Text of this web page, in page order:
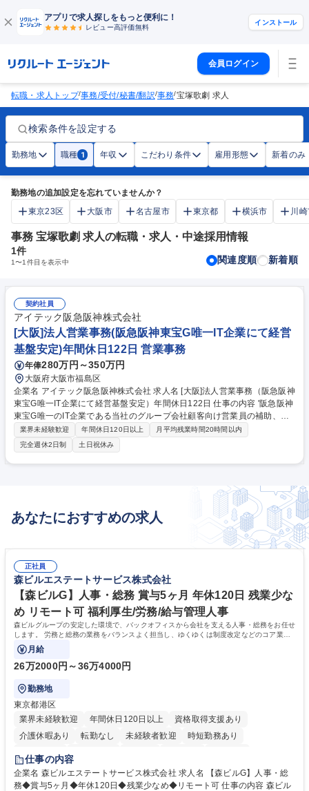
アプリで求人探しをもっと便利に！
レビュー高評価無料
インストール
会員ログイン
転職・求人トップ/事務/受付/秘書/翻訳/事務/宝塚歌劇 求人
検索条件を設定する
勤務地 職種 1 年収 こだわり条件 雇用形態 新着のみ
勤務地の追加設定を忘れていませんか？
東京23区
大阪市 名古屋市 東京都 横浜市 川
事務 宝塚歌劇 求人の転職・求人・中途採用情報
1件
1〜1 件目を表示中 関連度順 新着順
契約社員
アイテック阪急阪神株式会社
[大阪]法人営業事務(阪急阪神東宝G唯一IT企業にて経営
基盤安定)年間休日122日 営業事務
年俸280万円～350万円
大阪府大阪市福島区
企業名 アイテック阪急阪神株式会社 求人名 [大阪]法人営業事務（阪急阪神
東宝G唯一IT企業にて経営基盤安定）年間休日122日 仕事の内容 '阪急阪神
東宝G唯一のIT企業である当社のグループ会社顧客向け営業員の補助、見
積、請求書の作成、受発注事務等の営業事務をお任せします。関係各所と
連携し、業務を遂行できる方を募集します。 '配属組織はグループ企業
（阪神タイガース/宝塚歌劇/百貨店/ホテル等）を中心にDXなど企業IT化に
向けて提案を実施する部隊です。 阪急阪神東宝Gでは中期経営計画として
の重要なミッションを担っています。同じグループでもIT分野の課題は十
人十色。お客様の課題解決に向けて様々なプロジェクトが常に進行中で
す。 募集職種 [大阪]法人営業事務（阪急阪神東宝G唯一IT企業にて経営基
盤安定）年間休日122日
業界未経験歓迎 年間休日120日以上
月平均残業時間20時間以内
完全週休2日制
土日祝休み
あなたにおすすめの求人
正社員
森ビルエステートサービス株式会社
【森ビルG】人事・総務 賞与5ヶ月 年休120日 残業少な
め リモート可 福利厚生/労務/給与管理人事
森ビルグループの安定した環境で、バックオフィスから会社を支える人事・総務をお任せ
します。 労務と総務の業務をバランスよく担当し、ゆくゆくは制度改定などのコア業務
にも挑戦できる、やりがいある環境です。
月給
26万2000円～36万4000円
勤務地
東京都港区
業界未経験歓迎
年間休日120日以上
資格取得支援あり
介護休暇あり
転勤なし 未経験者歓迎
時短勤務あり
経験者歓迎
完全週休2日制
交通費支給 長期歓迎 駅近5分以内 土日祝休み
仕事の内容
企業名 森ビルエステートサービス株式会社 求人名 【森ビルG】人事・総
務◆賞与5ヶ月◆年休120日◆残業少なめ◆リモート可 仕事の内容 森ビル